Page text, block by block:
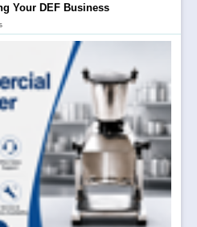
Your DEF Business